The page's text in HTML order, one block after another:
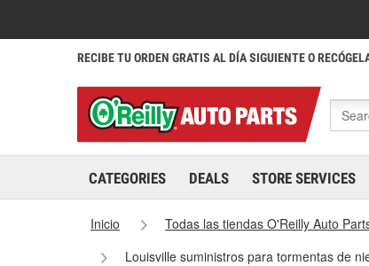
RECIBE TU ORDEN GRATIS AL DÍA SIGUIENTE O
CATEGORIES DEALS STORE SERVICES
Inicio Todas las tiendas O'Reilly Auto
Louisville suministros para tormentas de